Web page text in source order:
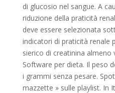
di glucosio nel sangue. A
riduzione della praticità
deve essere selezionata
indicatori di praticità renale
sierico di creatinina almeno
Software per dieta. Il peso
i grammi senza pesare.
mazzette » sulle playlist. In